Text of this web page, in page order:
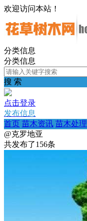
欢迎访问本站！
分类信息
分类信息
搜 索
点击登录
发布信息
首页 苗木资讯 苗木处理
@克罗地亚
共发布了156条